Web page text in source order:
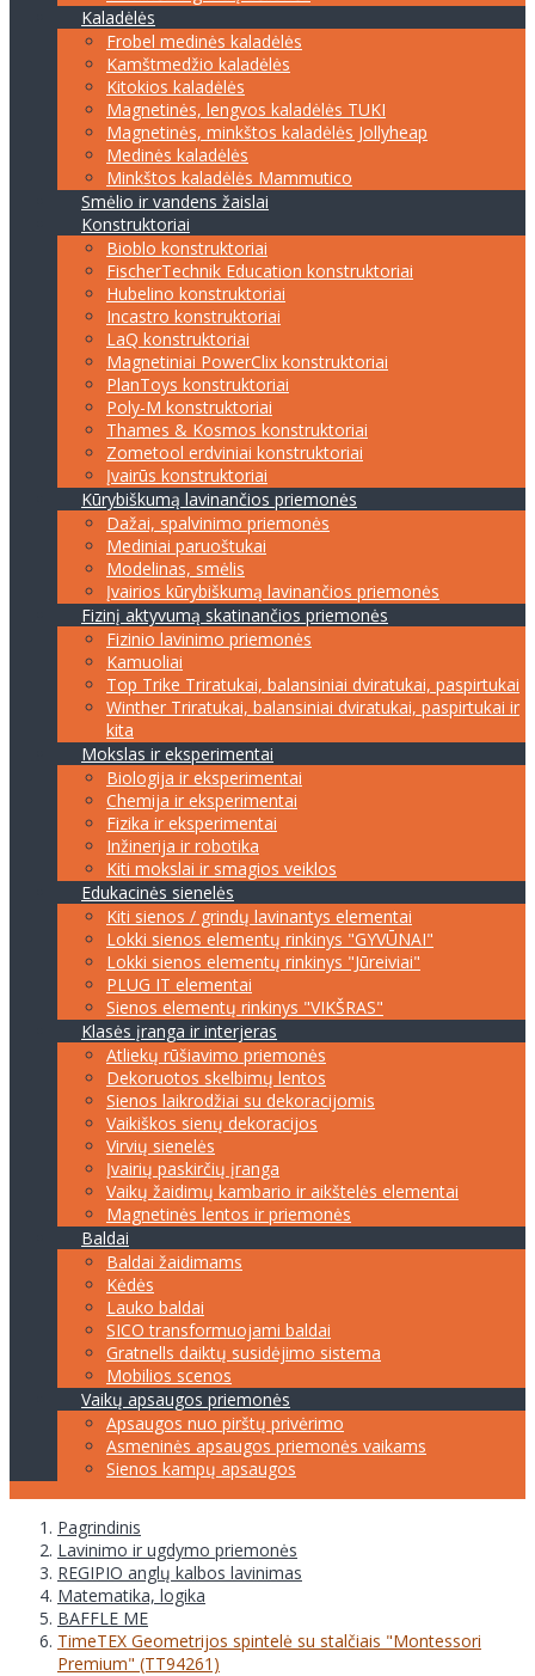
Kaladėlės
Frobel medinės kaladėlės
Kamštmedžio kaladėlės
Kitokios kaladėlės
Magnetinės, lengvos kaladėlės TUKI
Magnetinės, minkštos kaladėlės Jollyheap
Medinės kaladėlės
Minkštos kaladėlės Mammutico
Smėlio ir vandens žaislai
Konstruktoriai
Bioblo konstruktoriai
FischerTechnik Education konstruktoriai
Hubelino konstruktoriai
Incastro konstruktoriai
LaQ konstruktoriai
Magnetiniai PowerClix konstruktoriai
PlanToys konstruktoriai
Poly-M konstruktoriai
Thames & Kosmos konstruktoriai
Zometool erdviniai konstruktoriai
Įvairūs konstruktoriai
Kūrybiškumą lavinančios priemonės
Dažai, spalvinimo priemonės
Mediniai paruoštukai
Modelinas, smėlis
Įvairios kūrybiškumą lavinančios priemonės
Fizinį aktyvumą skatinančios priemonės
Fizinio lavinimo priemonės
Kamuoliai
Top Trike Triratukai, balansiniai dviratukai, paspirtukai
Winther Triratukai, balansiniai dviratukai, paspirtukai ir
kita
Mokslas ir eksperimentai
Biologija ir eksperimentai
Chemija ir eksperimentai
Fizika ir eksperimentai
Inžinerija ir robotika
Kiti mokslai ir smagios veiklos
Edukacinės sienelės
Kiti sienos / grindų lavinantys elementai
Lokki sienos elementų rinkinys "GYVŪNAI"
Lokki sienos elementų rinkinys "Jūreiviai"
PLUG IT elementai
Sienos elementų rinkinys "VIKŠRAS"
Klasės įranga ir interjeras
Atliekų rūšiavimo priemonės
Dekoruotos skelbimų lentos
Sienos laikrodžiai su dekoracijomis
Vaikiškos sienų dekoracijos
Virvių sienelės
Įvairių paskirčių įranga
Vaikų žaidimų kambario ir aikštelės elementai
Magnetinės lentos ir priemonės
Baldai
Baldai žaidimams
Kėdės
Lauko baldai
SICO transformuojami baldai
Gratnells daiktų susidėjimo sistema
Mobilios scenos
Vaikų apsaugos priemonės
Apsaugos nuo pirštų privėrimo
Asmeninės apsaugos priemonės vaikams
Sienos kampų apsaugos
Pagrindinis
Lavinimo ir ugdymo priemonės
REGIPIO anglų kalbos lavinimas
Matematika, logika
BAFFLE ME
TimeTEX Geometrijos spintelė su stalčiais "Montessori
Premium" (TT94261)